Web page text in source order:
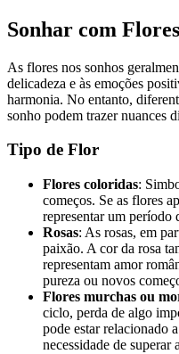
Sonhar com Flores
As flores nos sonhos
delicadeza e às emoções
harmonia. No entanto,
sonho podem trazer nuances
Tipo de Flor
Flores coloridas:
começos. Se as flores
representar um período
Rosas: As rosas, em
paixão. A cor da rosa
representam amor
pureza ou novos
Flores murchas ou
ciclo, perda de algo
pode estar relacionado
necessidade de superar